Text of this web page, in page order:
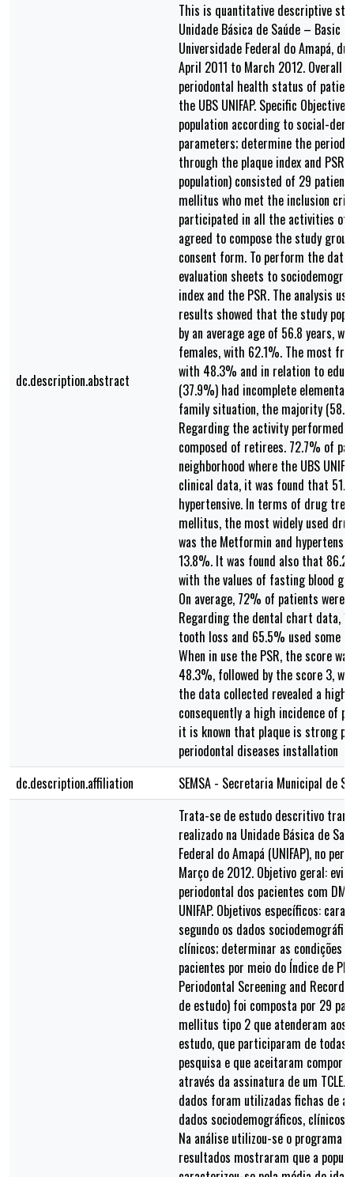
dc.description.abstract
This is quantitative descriptive
Unidade Básica de Saúde – Basic
Universidade Federal do Amapá,
April 2011 to March 2012. Overall
periodontal health status of
the UBS UNIFAP. Specific
population according to social-
parameters; determine the
through the plaque index and PSR.
population) consisted of 29
mellitus who met the inclusion
participated in all the activities of
agreed to compose the study
consent form. To perform the
evaluation sheets to
index and the PSR. The analysis
results showed that the study
by an average age of 56.8 years,
females, with 62.1%. The most
with 48.3% and in relation to
(37.9%) had incomplete
family situation, the majority
Regarding the activity
composed of retirees. 72.7% of
neighborhood where the UBS
clinical data, it was found that
hypertensive. In terms of drug
mellitus, the most widely used
was the Metformin and
13.8%. It was found also that
with the values of fasting blood
On average, 72% of patients were
Regarding the dental chart data,
tooth loss and 65.5% used some
When in use the PSR, the score
48.3%, followed by the score 3,
the data collected revealed a high
consequently a high incidence of
it is known that plaque is strong
periodontal diseases installation
dc.description.affiliation
SEMSA - Secretaria Municipal de
Trata-se de estudo descritivo
realizado na Unidade Básica de
Federal do Amapá (UNIFAP), no
Março de 2012. Objetivo geral:
periodontal dos pacientes com DM
UNIFAP. Objetivos específicos:
segundo os dados
clínicos; determinar as condições
pacientes por meio do Índice de
Periodontal Screening and
de estudo) foi composta por 29
mellitus tipo 2 que atenderam aos
estudo, que participaram de todas
pesquisa e que aceitaram compor
através da assinatura de um
dados foram utilizadas fichas de
dados sociodemográficos, clínicos,
Na análise utilizou-se o programa
resultados mostraram que a